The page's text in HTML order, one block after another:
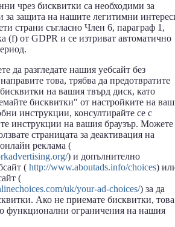
чрез бисквитки са необходими за
за защита на нашите легитимни
страни съгласно Член 6, параграф 1,
(f) от GDPR и се изтриват автоматично
да разгледате нашия уебсайт без
това, трябва да предотвратите
на вашия твърд диск, като
бисквитки" от настройките на
инструкции, консултирайте се с
инструкции на вашия браузър. Можете
страницата за деактивация на
реклама (
) и допълнително
( http://www.aboutads.info/choices)
(
uk/your-ad-choices/) за да
Ако не приемате бисквитки, това
функционални ограничения на нашия